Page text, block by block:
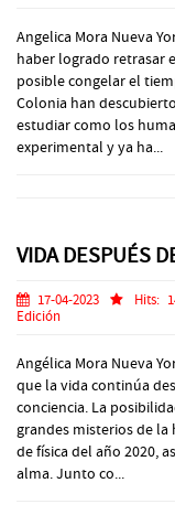
Angelica Mora Nueva
haber logrado retrasar
posible congelar el
Colonia han
estudiar como los
experimental y ya ha...
VIDA DESPUÉS
17-04-2023 Hits:
Edición
Angélica Mora Nueva
que la vida continúa
conciencia. La
grandes misterios de
de física del año 2020,
alma. Junto co...